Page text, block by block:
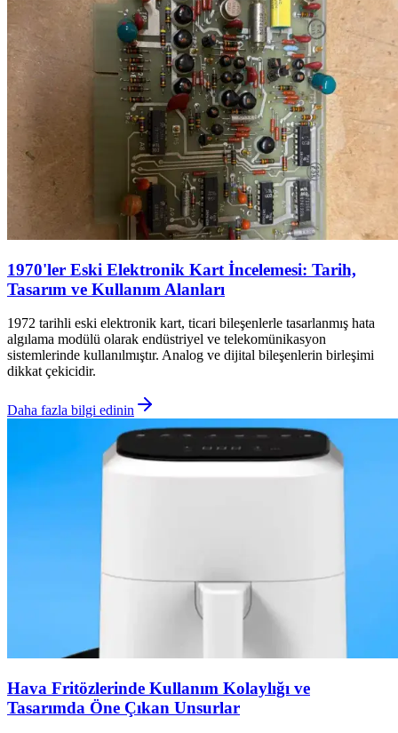
1970'ler Eski Elektronik Kart İncelemesi: Tarih,
Tasarım ve Kullanım Alanları
1972 tarihli eski elektronik kart, ticari bileşenlerle tasarlanmış hata
algılama modülü olarak endüstriyel ve telekomünikasyon
sistemlerinde kullanılmıştır. Analog ve dijital bileşenlerin birleşimi
dikkat çekicidir.
Daha fazla bilgi edinin
Hava Fritözlerinde Kullanım Kolaylığı ve
Tasarımda Öne Çıkan Unsurlar